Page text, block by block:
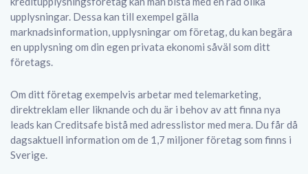
upplysningar. Dessa kan till exempel gälla
marknadsinformation, upplysningar om företag, du kan begära
en upplysning om din egen privata ekonomi såväl som ditt
företags.
Om ditt företag exempelvis arbetar med telemarketing,
direktreklam eller liknande och du är i behov av att finna nya
leads kan Creditsafe bistå med adresslistor med mera. Du får då
dagsaktuell information om de 1,7 miljoner företag som finns i
Sverige.